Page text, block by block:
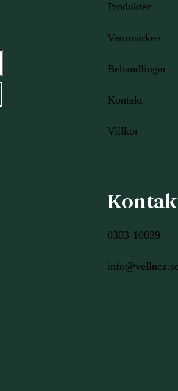
Produkter
Varumärken
Behandlingar
Kontakt
Villkor
0303-10039
info@vellnez.se